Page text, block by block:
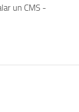
un CMS -